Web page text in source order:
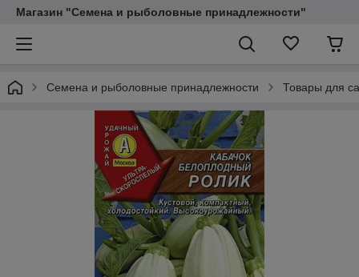
Магазин "Семена и рыболовные принадлежности"
Семена и рыболовные принадлежности Товары для